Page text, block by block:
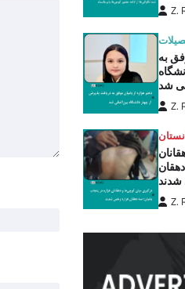
Z.
به
شد
Z.
Z.